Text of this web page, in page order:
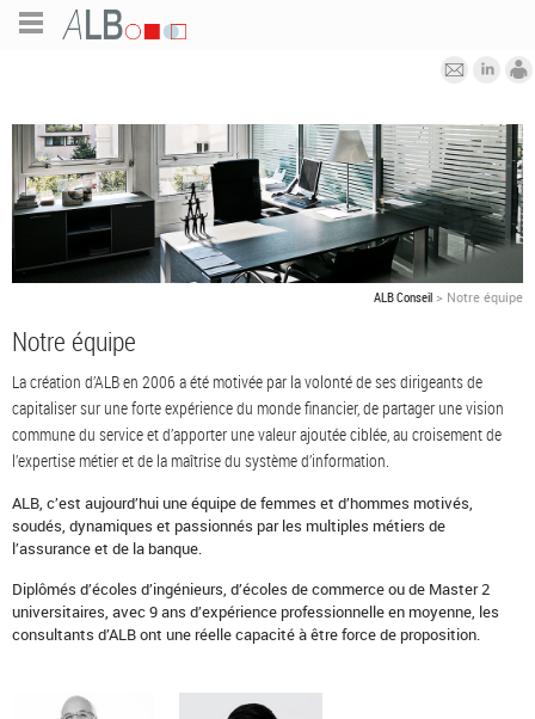
ALB Conseil > Notre équipe
Notre équipe
La création d’ALB en 2006 a été motivée par la volonté de ses dirigeants de
capitaliser sur une forte expérience du monde financier, de partager une vision
commune du service et d’apporter une valeur ajoutée ciblée, au croisement de
l’expertise métier et de la maîtrise du système d’information.
ALB, c’est aujourd’hui une équipe de femmes et d’hommes motivés,
soudés, dynamiques et passionnés par les multiples métiers de
l’assurance et de la banque.
Diplômés d’écoles d’ingénieurs, d’écoles de commerce ou de Master 2
universitaires, avec 9 ans d’expérience professionnelle en moyenne, les
consultants d’ALB ont une réelle capacité à être force de proposition.